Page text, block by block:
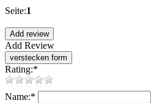
Seite:1
Add Review
Rating:*
Name:*